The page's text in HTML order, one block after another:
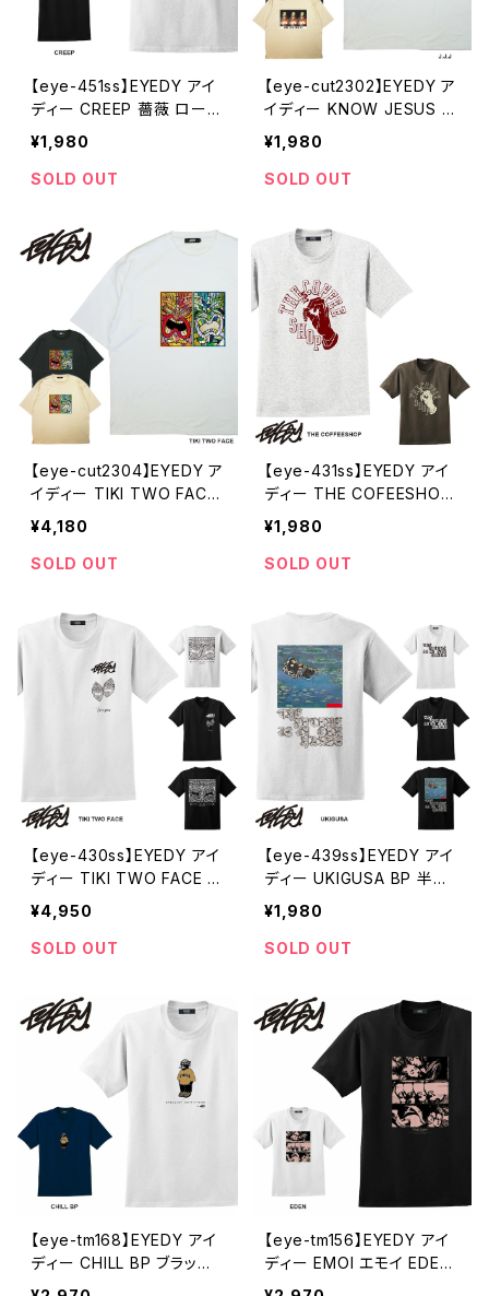
【eye-451ss】EYEDY アイ
ディー CREEP 薔薇 ローズ
ロック ショートスリーブTシ
ャツ 大きいサイズ WHTIE
BLACK ホワイト ブラック
おしゃれ 人気
¥1,980
SOLD OUT
【eye-cut2302】EYEDY ア
イディー KNOW JESUS K
NOW CRY J.J.J ショート
スリーブTシャツ 大きいサイ
ズ WHTIE BEIGE BLACK
¥1,980
SOLD OUT
【eye-cut2304】EYEDY ア
イディー TIKI TWO FACE
ハワイの神様 ティキ ショー
トスリーブTシャツ 大きいサ
イズ WHTIE BEIGE BLAC
¥4,180
SOLD OUT
【eye-431ss】EYEDY アイ
ディー THE COFEESHOP
架空のコーヒーショップ シ
ョートスリーブTシャツ 大き
いサイズ ASH CHARCOAL
¥1,980
SOLD OUT
【eye-430ss】EYEDY アイ
ディー TIKI TWO FACE ハ
ワイの神様 ティキ ショート
スリーブTシャツ 大きいサイ
ズ WHTIE BLACK ホワイト
¥4,950
SOLD OUT
【eye-439ss】EYEDY アイ
ディー UKIGUSA BP 半袖
tシャツ 大きいサイズ メンズ
レディース WHTIE BLACK
ホワイト ブラック ブラックパ
¥1,980
SOLD OUT
【eye-tm168】EYEDY アイ
ディー CHILL BP ブラック
パンサー ショートスリーブT
【eye-tm156】EYEDY アイ
ディー EMOI エモイ EDEN
エデン ビッグサイズT 大き